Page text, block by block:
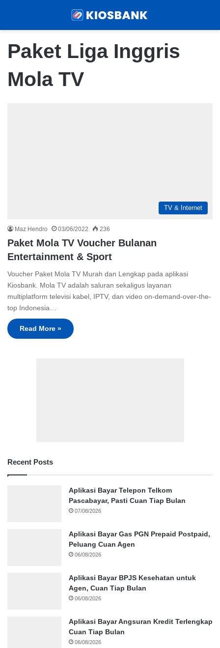
Paket Liga Inggris
Mola TV
TV & Internet
Maz Hendro 03/06/2022 236
Paket Mola TV Voucher Bulanan
Entertainment & Sport
Voucher Paket Mola TV Murah dan Lengkap pada aplikasi
Kiosbank. Mola TV adalah saluran sekaligus layanan
multiplatform televisi kabel, IPTV, dan video on-demand-over-the-
top Indonesia…
Read More »
Recent Posts
Aplikasi Bayar Telepon Telkom
Pascabayar, Pasti Cuan Tiap Bulan
07/08/2026
Aplikasi Bayar Gas PGN Prepaid Postpaid,
Peluang Cuan Agen
06/08/2026
Aplikasi Bayar BPJS Kesehatan untuk
Agen, Cuan Tiap Bulan
06/08/2026
Aplikasi Bayar Angsuran Kredit Terlengkap
Cuan Tiap Bulan
06/08/2026